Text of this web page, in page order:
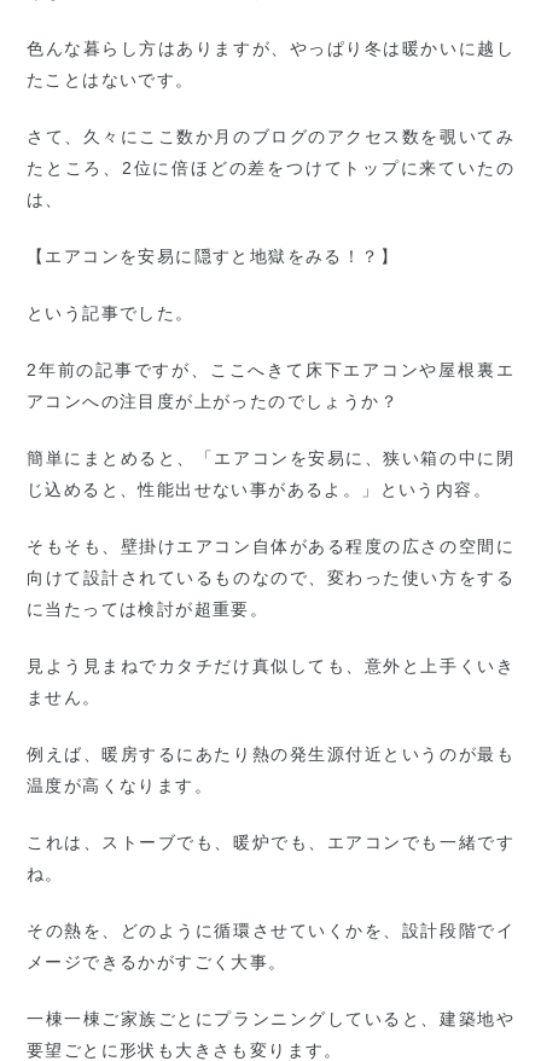
色んな暮らし方はありますが、やっぱり冬は暖かいに越し
たことはないです。
さて、久々にここ数か月のブログのアクセス数を覗いてみ
たところ、2位に倍ほどの差をつけてトップに来ていたの
は、
【エアコンを安易に隠すと地獄をみる！？】
という記事でした。
2年前の記事ですが、ここへきて床下エアコンや屋根裏エ
アコンへの注目度が上がったのでしょうか？
簡単にまとめると、「エアコンを安易に、狭い箱の中に閉
じ込めると、性能出せない事があるよ。」という内容。
そもそも、壁掛けエアコン自体がある程度の広さの空間に
向けて設計されているものなので、変わった使い方をする
に当たっては検討が超重要。
見よう見まねでカタチだけ真似しても、意外と上手くいき
ません。
例えば、暖房するにあたり熱の発生源付近というのが最も
温度が高くなります。
これは、ストーブでも、暖炉でも、エアコンでも一緒です
ね。
その熱を、どのように循環させていくかを、設計段階でイ
メージできるかがすごく大事。
一棟一棟ご家族ごとにプランニングしていると、建築地や
要望ごとに形状も大きさも変ります。